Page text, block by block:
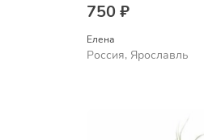
750 ₽
Елена
Россия, Ярославль